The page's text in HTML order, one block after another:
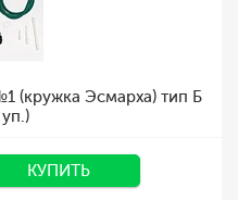
(кружка Эсмарха) тип Б
КУПИТЬ